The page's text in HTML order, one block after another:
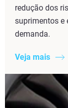
redução dos
suprimentos e
demanda.
Veja mais